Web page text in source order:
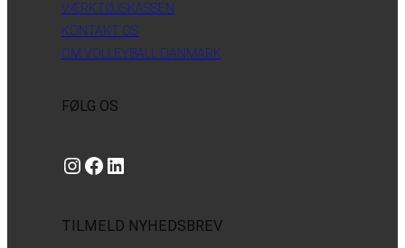
VÆRKTØJSKASSEN
KONTAKT OS
OM VOLLEYBALL DANMARK
FØLG OS
Instagram https://www.facebook.com/danishbeachvolleytour LinkedIn
TILMELD NYHEDSBREV